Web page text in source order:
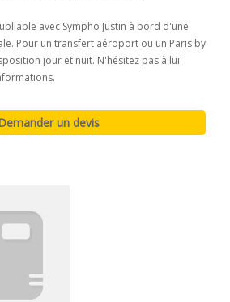
avec Sympho Justin à bord d'une
Pour un transfert aéroport ou un Paris by
jour et nuit. N'hésitez pas à lui